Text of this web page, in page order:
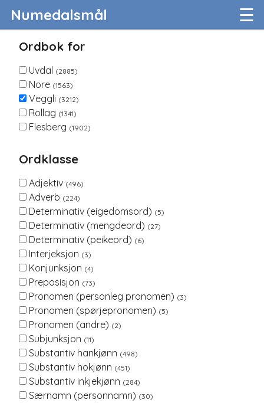
Numedalsmål ☰
Ordbok for
Uvdal (2885)
Nore (1563)
Veggli (3212)
Rollag (1341)
Flesberg (1902)
Ordklasse
Adjektiv (496)
Adverb (224)
Determinativ (eigedomsord) (5)
Determinativ (mengdeord) (27)
Determinativ (peikeord) (6)
Interjeksjon (3)
Konjunksjon (4)
Preposisjon (73)
Pronomen (personleg pronomen) (3)
Pronomen (spørjepronomen) (5)
Pronomen (andre) (2)
Subjunksjon (11)
Substantiv hankjønn (498)
Substantiv hokjønn (451)
Substantiv inkjekjønn (284)
Særnamn (personnamn) (30)